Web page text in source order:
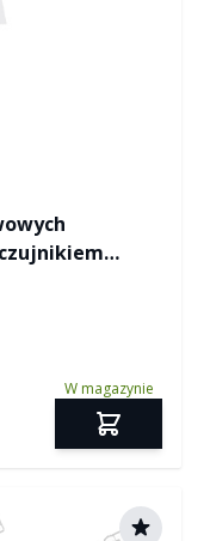
W magazynie